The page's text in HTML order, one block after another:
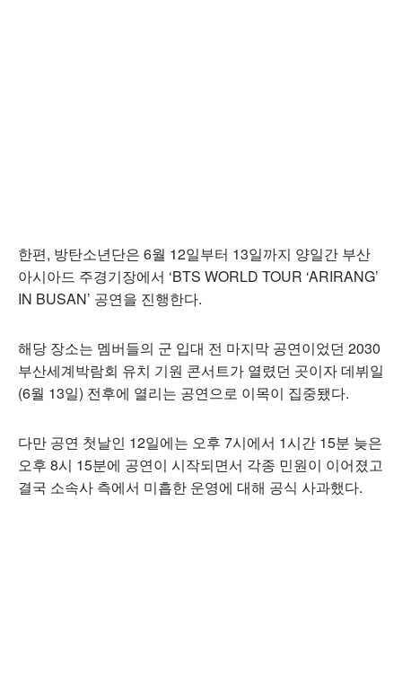
한편, 방탄소년단은 6월 12일부터 13일까지 양일간 부산
아시아드 주경기장에서 ‘BTS WORLD TOUR ‘ARIRANG’
IN BUSAN’ 공연을 진행한다.
해당 장소는 멤버들의 군 입대 전 마지막 공연이었던 2030
부산세계박람회 유치 기원 콘서트가 열렸던 곳이자 데뷔일
(6월 13일) 전후에 열리는 공연으로 이목이 집중됐다.
다만 공연 첫날인 12일에는 오후 7시에서 1시간 15분 늦은
오후 8시 15분에 공연이 시작되면서 각종 민원이 이어졌고
결국 소속사 측에서 미흡한 운영에 대해 공식 사과했다.